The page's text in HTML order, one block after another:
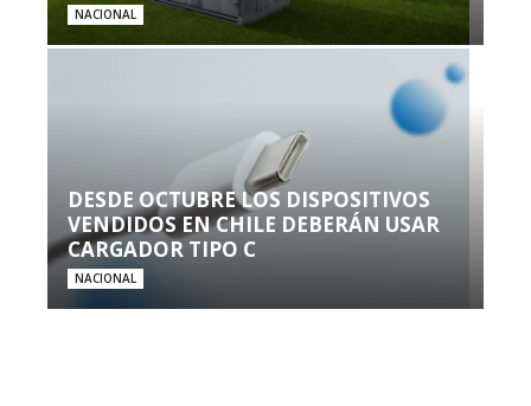
NACIONAL
DESDE OCTUBRE LOS DISPOSITIVOS
VENDIDOS EN CHILE DEBERÁN USAR
CARGADOR TIPO C
NACIONAL